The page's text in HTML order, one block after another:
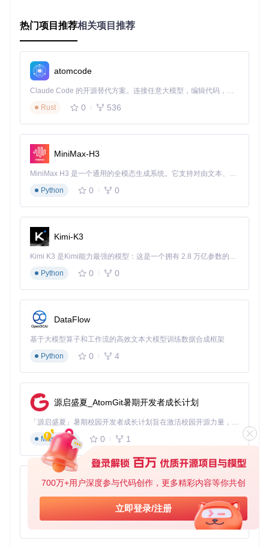
700万+用户深度参与代码创作，更多精彩内容等你共创
立即登录/注册
广告拦截工具的工作原理
广告拦截工具的核心原理是通过规则匹配来识别和阻止广告内
现代广告拦截工具还采用了更智能的识别技术，如基于机器学
习的广告内容识别、动态脚本分析等，能够有效应对不断变化
具会定期更新过滤规则，确保能够识别最新的广告模式。
广告拦截工具的三步配置指南
第一步：获取并安装广告拦截工具
首先，你需要从官方渠道获取广告拦截工具。对于大多数浏览
器，你可以直接在应用商店中搜索并安装。如果你需要使用最
构建。
第二步：启用核心过滤规则
项中启用以下核心规则：
启用这些规则后，广告拦截工具会立即开始工作，自动拦截网
页中的广告内容。
第三步：个性化设置与优化
根据你的浏览习惯，进行一些个性化设置可以获得更好的体
验：
调整拦截级别，平衡广告拦截效果和网页兼容性
配置白名单，将你信任的网站添加到例外列表中，避免误拦
截
热门项目推荐相关项目推荐
atomcode
Claude Code 的开源替代方案。连接任意大模型，编辑代码，运行命令，自动验证 — 全自动执行。用 Rust 构建，极致性能。 ｜ An open-source alternative to Claude Code. Connect any LLM, edit code, run commands, and verify changes — autonomously. Built in Rust for speed. Get Started
Rust
0 536
MiniMax-H3
MiniMax H3 是一个通用的全模态生成系统。它支持对由文本、图像、视频和音频组成的多模态上下文进行统一理解，并能生成分辨率高达 2K、时长可达 15 秒的带原生立体声音频的视频。得益于面向任务泛化的系统设计，H3 在预训练阶段就已具备广泛的多模态上下文理解与生成能力，能够出色地执行复杂的多模态指令。
Python
0 0
Kimi-K3
Kimi K3 是Kimi能力最强的模型：这是一个拥有 2.8 万亿参数的混合专家（MoE）模型，具备原生视觉理解能力，并支持 100 万 token 的上下文窗口。
Python
0 0
DataFlow
基于大模型算子和工作流的高效文本大模型训练数据合成框架
Python
0 4
源启盛夏_AtomGit暑期开发者成长计划
「源启盛夏」暑期校园开发者成长计划旨在激活校园开源力量，通过积分激励、认证扶持、资源倾斜等形式，引导高校组织和开发者完成「入驻 — 建项目 — 做贡献 — 获认证 — 得资源」的完整闭环。无论你是想带领社团入驻平台的组织者，还是希望用代码贡献证明自己的开发者，都能在这里找到属于你的成长路径。
Markdown
0 1
py-xiaozhi
基于Python的Xiaozhi AI，适用于想要完整Xiaozhi体验而无需拥有专用硬件的用户。
Python
0 1